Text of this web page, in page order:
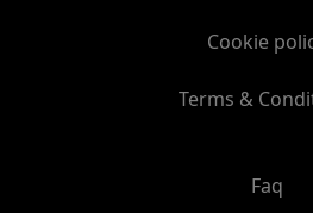
Cookie
Terms &
Faq